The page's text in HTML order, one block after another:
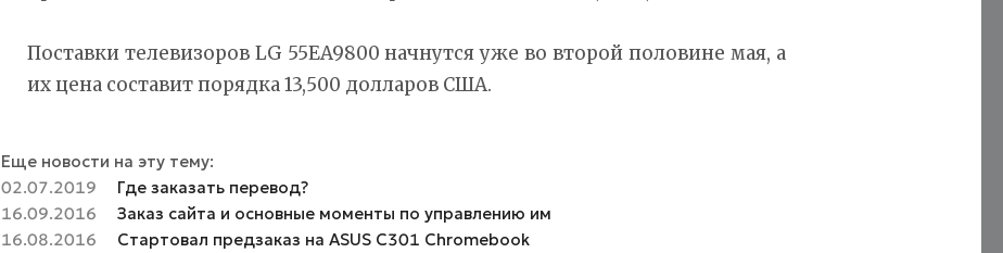
Поставки телевизоров LG 55EA9800 начнутся уже во второй половине мая, а
их цена составит порядка 13,500 долларов США.
Еще новости на эту тему:
02.07.2019
Где заказать перевод?
16.09.2016
Заказ сайта и основные моменты по управлению им
16.08.2016
Стартовал предзаказ на ASUS C301 Chromebook